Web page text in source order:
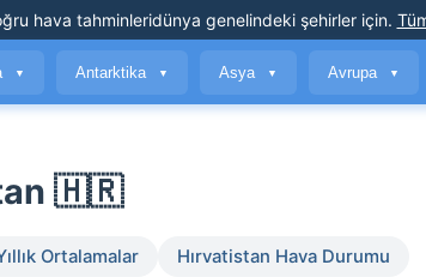
hava tahminleridünya genelindeki şehirler için.
▼ Antarktika ▼ Asya ▼ Avrupa ▼
🇭🇷
Ortalamalar Hırvatistan Hava Durumu